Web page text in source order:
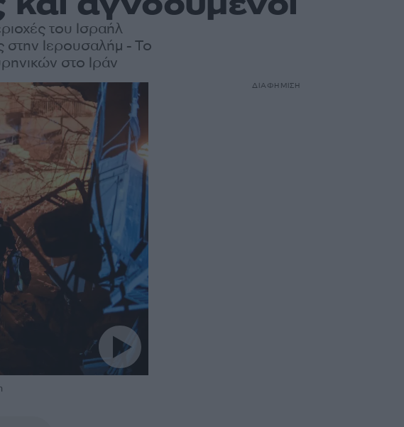
του Ισραήλ
στην Ιερουσαλήμ - Το
στο Ιράν
ΔΙΑΦΗΜΙΣΗ